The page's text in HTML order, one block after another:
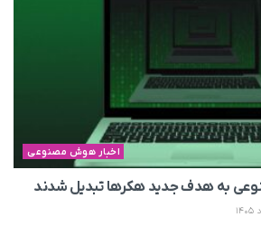
اخبار هوش مصنوعی
به هدف جدید هکرها تبدیل شدند